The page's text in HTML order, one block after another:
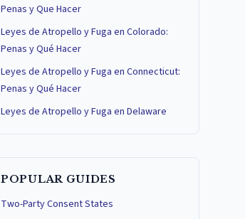
Penas y Que Hacer
Leyes de Atropello y Fuga en Colorado:
Penas y Qué Hacer
Leyes de Atropello y Fuga en Connecticut:
Penas y Qué Hacer
Leyes de Atropello y Fuga en Delaware
POPULAR GUIDES
Two-Party Consent States